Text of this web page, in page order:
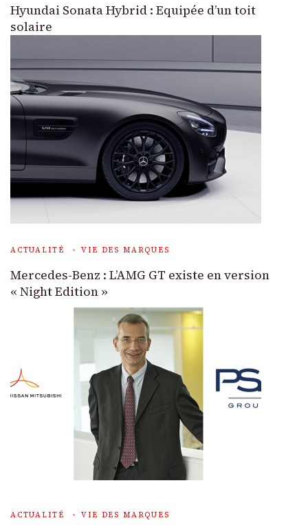
Hyundai Sonata Hybrid : Equipée d’un toit
solaire
ACTUALITÉ VIE DES MARQUES
Mercedes-Benz : L’AMG GT existe en version
« Night Edition »
ACTUALITÉ VIE DES MARQUES